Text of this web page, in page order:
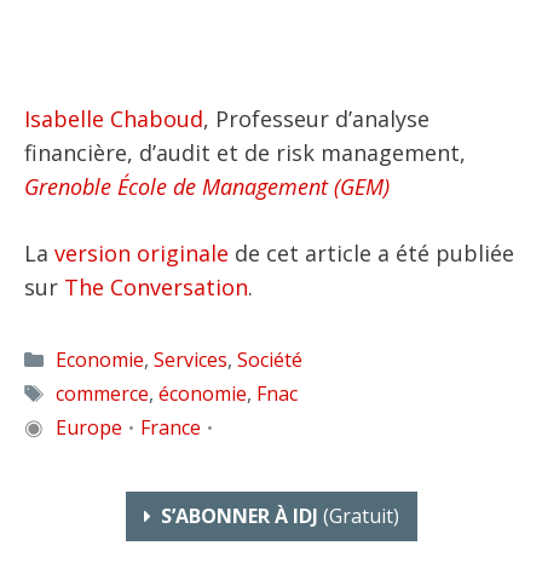
Isabelle Chaboud, Professeur d’analyse
financière, d’audit et de risk management,
Grenoble École de Management (GEM)
La version originale de cet article a été publiée
sur The Conversation.
Catégories
Economie, Services, Société
Étiquettes
commerce, économie, Fnac
◉ Europe • France •
S’ABONNER À IDJ (gratuit)